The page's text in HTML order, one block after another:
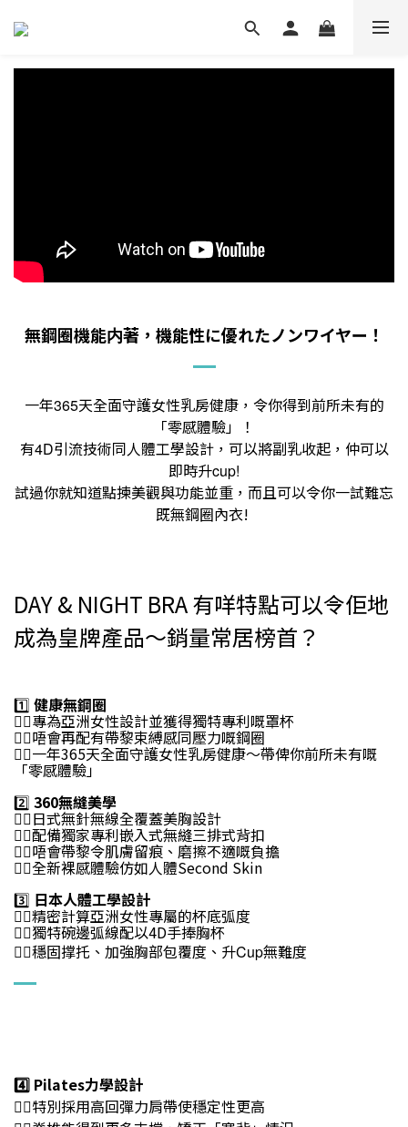
無鋼圈機能内著，機能性に優れたノンワイヤー！
一年365天全面守護女性乳房健康，令你得到前所未有的
「零感體驗」！
有4D引流技術同人體工學設計，可以將副乳收起，仲可以
即時升cup!
試過你就知道點揀美觀與功能並重，而且可以令你一試難忘
既無鋼圈內衣!
DAY & NIGHT BRA 有咩特點可以令佢地
成為皇牌產品～銷量常居榜首？
1️⃣ 健康無鋼圈
👉🏻專為亞洲女性設計並獲得獨特專利嘅罩杯
👉🏻唔會再配有帶黎束縛感同壓力嘅鋼圈
👉🏻一年365天全面守護女性乳房健康～帶俾你前所未有嘅
「零感體驗」
2️⃣ 360無縫美學
👉🏻日式無針無線全覆蓋美胸設計
👉🏻配備獨家專利嵌入式無縫三排式背扣
👉🏻唔會帶黎令肌膚留痕、磨擦不適嘅負擔
👉🏻全新裸感體驗仿如人體Second Skin
3️⃣ 日本人體工學設計
👉🏻精密計算亞洲女性專屬的杯底弧度
👉🏻獨特碗邊弧線配以4D手捧胸杯
👉🏻穩固撑托、加強胸部包覆度、升Cup無難度
4️⃣ Pilates力學設計
👉🏻特別採用高回彈力肩帶使穩定性更高